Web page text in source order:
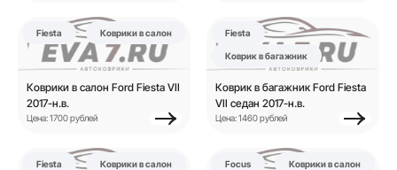
Fiesta Коврики в салон
Коврики в салон Ford Fiesta VII
2017-н.в.
Цена: 1700 рублей
Fiesta
Коврик в багажник
Коврик в багажник Ford Fiesta
VII седан 2017-н.в.
Цена: 1460 рублей
Fiesta Коврики в салон Focus Коврики в салон